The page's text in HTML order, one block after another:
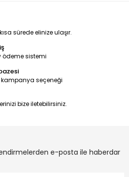
sürede elinize ulaşır.
ödeme sistemi
kampanya seçeneği
bize iletebilirsiniz.
e-posta ile haberdar